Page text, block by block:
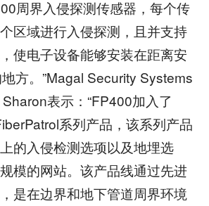
周界入侵探测传感器，每个传
区域进行入侵探测，且并支持
使电子设备能够安装在距离安
方。”Magal Security Systems
表示：“FP400加入了
系列产品，该系列产品
的入侵检测选项以及地埋选
模的网站。该产品线通过先进
是在边界和地下管道周界环境